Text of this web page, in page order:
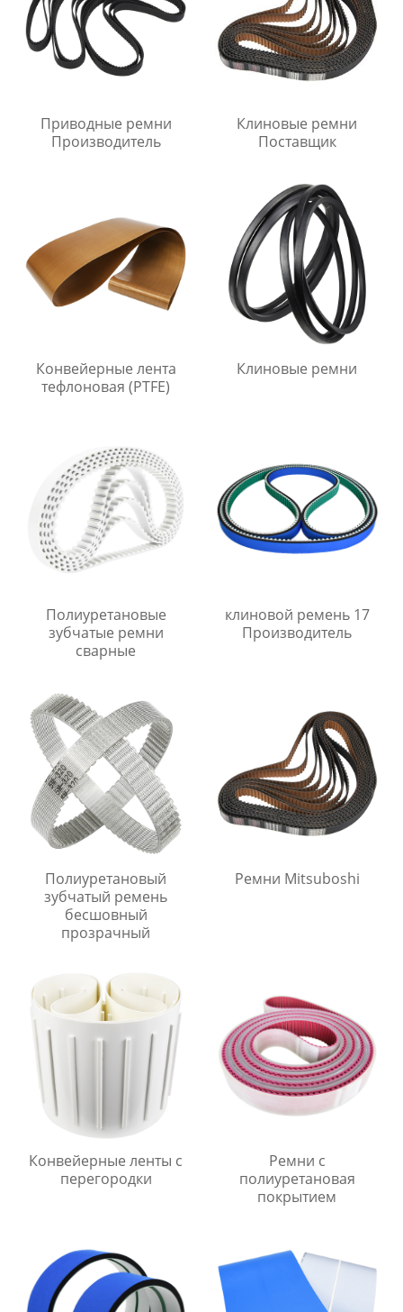
Приводные ремни
Производитель
Клиновые ремни
Поставщик
Конвейерные лента
тефлоновая (PTFE)
Клиновые ремни
Полиуретановые
зубчатые ремни
сварные
клиновой ремень 17
Производитель
Полиуретановый
зубчатый ремень
бесшовный
прозрачный
Ремни Mitsuboshi
Конвейерные ленты с
перегородки
Ремни с
полиуретановая
покрытием